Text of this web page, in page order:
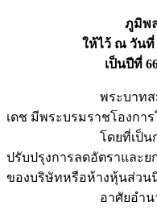
ภูมิพ
ให้ไว้ ณ วันที่
เป็นปีที่
พระบาทสมเด็จพ
เดช มีพระบรมราชโองกา
โดยที่เป็นการสมค
ปรับปรุงการลดอัตราและย
ของบริษัทหรือห้างหุ้นส่ว
อาศัยอำนาจตามค